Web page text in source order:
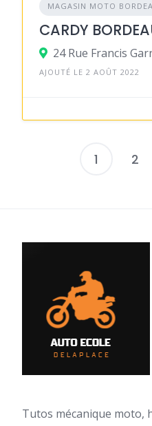
MAGASIN MOTO
CARDY
24 Rue Francis
AJOUTÉ LE 2 AOÛT 2022
1 2
Tutos mécanique moto,